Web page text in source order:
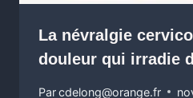
La névralgie
douleur qui irradie
Parcdelong@orange.fr